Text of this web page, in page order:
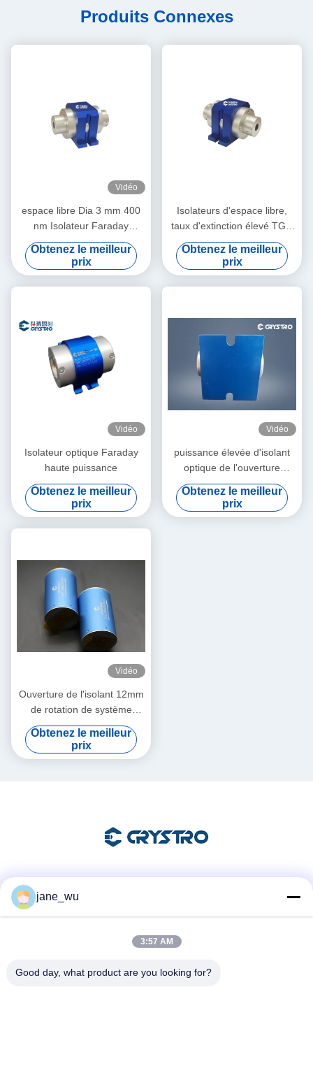
Produits Connexes
Vidéo
espace libre Dia 3 mm 400
nm Isolateur Faraday
personnalisé
Obtenez le meilleur
prix
Isolateurs d'espace libre,
taux d'extinction élevé TGG
Isolateur optique en cristal,
faible perte d'insertion
Isolateur simple/multi-étape
à haute stabilité
Obtenez le meilleur
prix
Vidéo
Isolateur optique Faraday
haute puissance
Obtenez le meilleur
prix
Vidéo
puissance élevée d'isolant
optique de l'ouverture
850nm Faraday de 12mm
Obtenez le meilleur
prix
Vidéo
Ouverture de l'isolant 12mm
de rotation de système
Faraday de GV OCT.
Obtenez le meilleur
prix
jane_wu
3:57 AM
Good day, what product are you looking for?